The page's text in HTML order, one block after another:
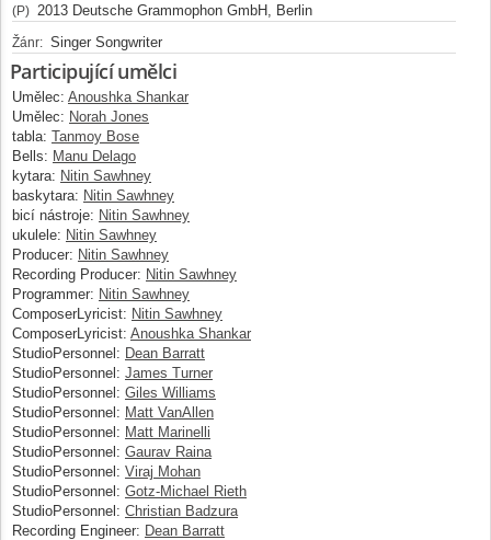
(P) 2013 Deutsche Grammophon GmbH, Berlin
Žánr: Singer Songwriter
Participující umělci
Umělec: Anoushka Shankar
Umělec: Norah Jones
tabla: Tanmoy Bose
Bells: Manu Delago
kytara: Nitin Sawhney
baskytara: Nitin Sawhney
bicí nástroje: Nitin Sawhney
ukulele: Nitin Sawhney
Producer: Nitin Sawhney
Recording Producer: Nitin Sawhney
Programmer: Nitin Sawhney
ComposerLyricist: Nitin Sawhney
ComposerLyricist: Anoushka Shankar
StudioPersonnel: Dean Barratt
StudioPersonnel: James Turner
StudioPersonnel: Giles Williams
StudioPersonnel: Matt VanAllen
StudioPersonnel: Matt Marinelli
StudioPersonnel: Gaurav Raina
StudioPersonnel: Viraj Mohan
StudioPersonnel: Gotz-Michael Rieth
StudioPersonnel: Christian Badzura
Recording Engineer: Dean Barratt